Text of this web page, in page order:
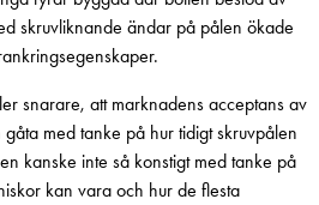
skruvliknande ändar på pålen ökade
snarare, att marknadens acceptans av
med tanke på hur tidigt skruvpålen
kanske inte så konstigt med tanke på
kan vara och hur de flesta